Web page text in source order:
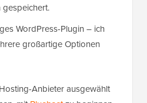
gespeichert.
WordPress-Plugin – ich
großartige Optionen
Anbieter ausgewählt